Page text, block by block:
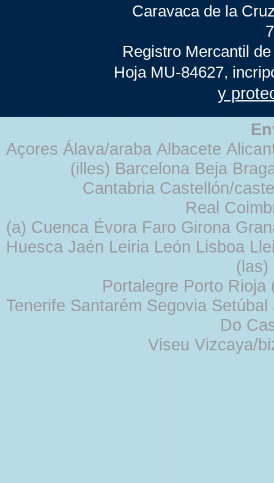
Caravaca de la
Registro Mercantil
Hoja MU-84627,
y
Açores Álava/araba Albacete
(illes) Barcelona Beja
Cantabria Castellón/
Real
(a) Cuenca Évora Faro Girona
Huesca Jaén Leiria León Lisboa
Portalegre Porto
Tenerife Santarém Segovia
Do
Viseu Vizcaya/